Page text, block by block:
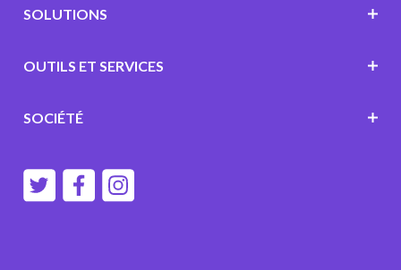
SOLUTIONS
OUTILS ET SERVICES
SOCIÉTÉ